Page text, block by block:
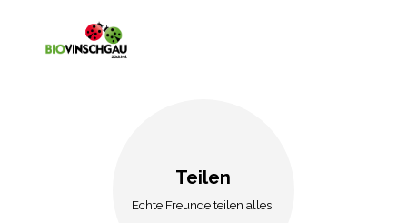
Teilen
Echte Freunde teilen alles.